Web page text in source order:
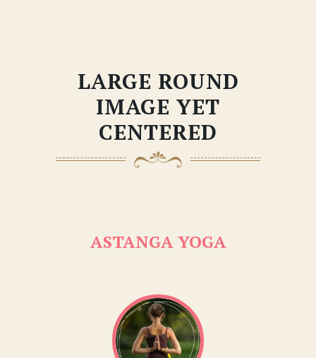
LARGE ROUND
IMAGE YET
CENTERED
ASTANGA YOGA